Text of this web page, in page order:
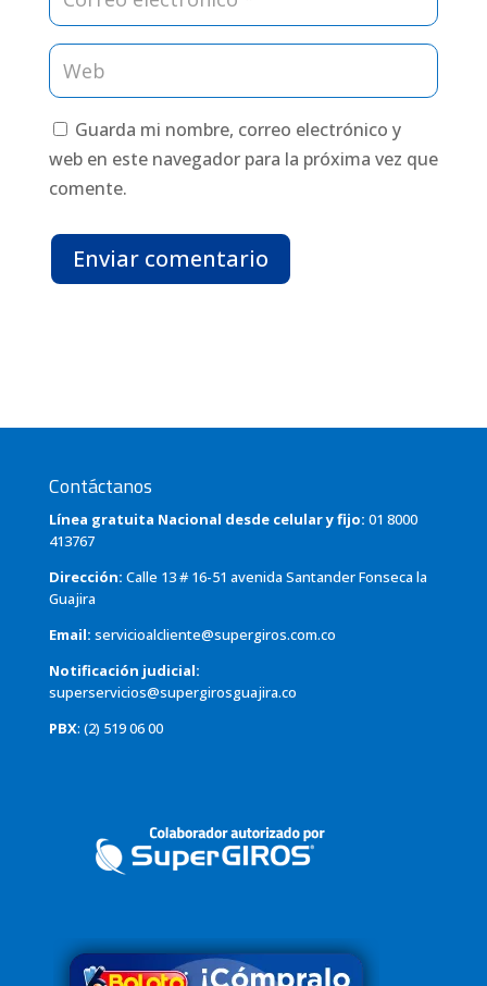
Guarda mi nombre, correo electrónico y
web en este navegador para la próxima vez que
comente.
Enviar comentario
Contáctanos
Línea gratuita Nacional desde celular y fijo: 01 8000
413767
Dirección: Calle 13 # 16-51 avenida Santander Fonseca la
Guajira
Email: servicioalcliente@supergiros.com.co
Notificación judicial:
superservicios@supergirosguajira.co
PBX: (2) 519 06 00